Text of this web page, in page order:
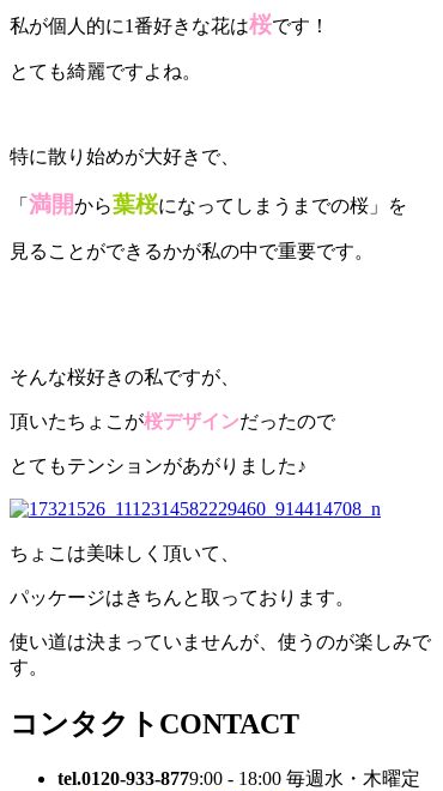
私が個人的に1番好きな花は桜です！
とても綺麗ですよね。
特に散り始めが大好きで、
「 満開から葉桜になってしまうまでの桜」を
見ることができるかが私の中で重要です。
そんな桜好きの私ですが、
頂いたちょこが桜デザインだったので
とてもテンションがあがりました♪
ちょこは美味しく頂いて、
パッケージはきちんと取っております。
使い道は決まっていませんが、使うのが楽しみで
す。
コンタクト CONTACT
tel.0120-933-8779:00 - 18:00 毎週水・木曜定